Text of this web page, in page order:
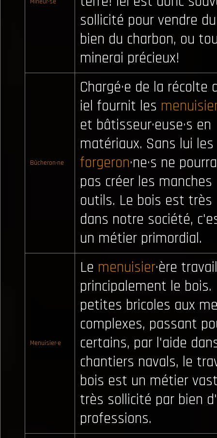
sollicité pour vendre
bien du charbon, ou
minerai précieux!
Bûcheron·ne
Chargé·e de la récolte
iel fournit les
et bâtisseur·euse·s en
matériaux. Sans lui les
forgeron·ne·s ne
pas créer les manches
outils. Le bois est très
dans notre société,
un métier primordial.
Menuisier·e
Le menuisier·ère
principalement le bois.
petites bricoles aux
complexes, passant
certains, par l'aide
chantiers navals, le
bois est un métier
très sollicité par bien
professions.